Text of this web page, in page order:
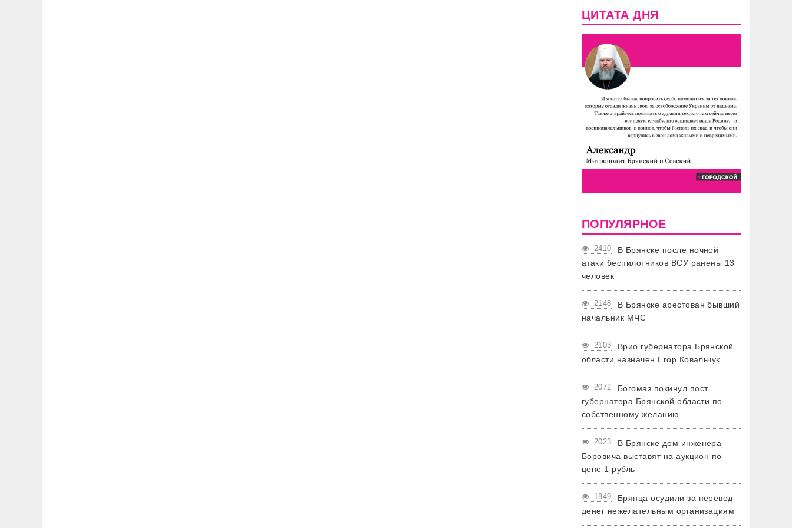
ЦИТАТА ДНЯ
ПОПУЛЯРНОЕ
2410
В Брянске после ночной
атаки беспилотников ВСУ ранены 13
человек
2148
В Брянске арестован бывший
начальник МЧС
2103
Врио губернатора Брянской
области назначен Егор Ковальчук
2072
Богомаз покинул пост
губернатора Брянской области по
собственному желанию
2023
В Брянске дом инженера
Боровича выставят на аукцион по
цене 1 рубль
1849
Брянца осудили за перевод
денег нежелательным организациям